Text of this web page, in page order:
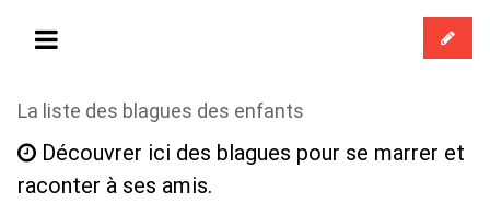
La liste des blagues des enfants
Découvrer ici des blagues pour se marrer et
raconter à ses amis.